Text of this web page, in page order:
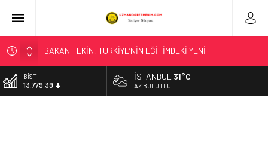
BAKAN TEKİN, TÜRKİYE’NİN EĞİTİMDEKİ YENİ
YANSIMALARINI DEĞERLENDİRDİ
BİST
13.779,39
İSTANBUL 31°C
AZ BULUTLU